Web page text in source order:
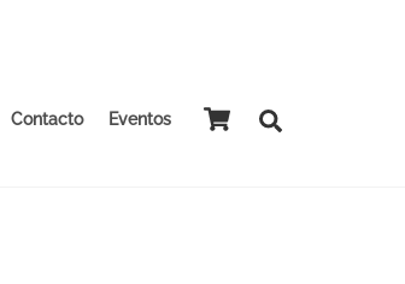
Cart
Contacto Eventos